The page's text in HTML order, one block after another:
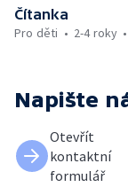
Čítanka
Pro děti
2-4 roky
Napište
Otevřít
kontaktní
formulář